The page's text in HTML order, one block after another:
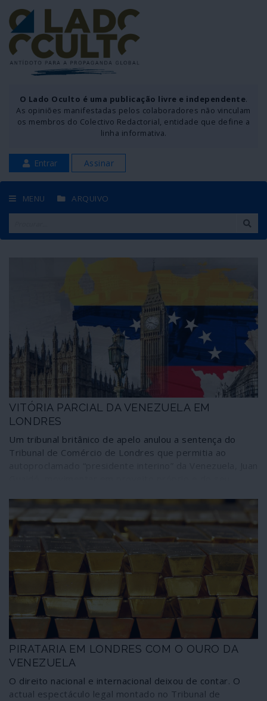
O Lado Oculto é uma publicação livre e independente.
As opiniões manifestadas pelos colaboradores não vinculam
os membros do Colectivo Redactorial, entidade que define a
linha informativa.
Entrar Assinar
MENU ARQUIVO
VITÓRIA PARCIAL DA VENEZUELA EM
LONDRES
Um tribunal britânico de apelo anulou a sentença do
Tribunal de Comércio de Londres que permitia ao
venezuelano à guarda do Banco de Inglaterra, no valor
de 1800 milhões de dólares. A decisão foi tomada dando
razão ao recurso apresentado pelo Banco Central da
PIRATARIA EM LONDRES COM O OURO DA
VENEZUELA
O direito nacional e internacional deixou de contar. O
actual espectáculo legal montado no Tribunal de